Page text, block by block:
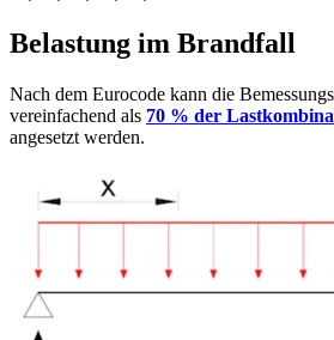
Belastung im Brandfall
Nach dem Eurocode kann die
vereinfachend als 70 % der
angesetzt werden.